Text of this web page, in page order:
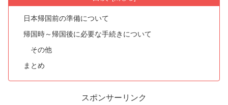
日本帰国前の準備について
帰国時～帰国後に必要な手続きについて
その他
まとめ
スポンサーリンク